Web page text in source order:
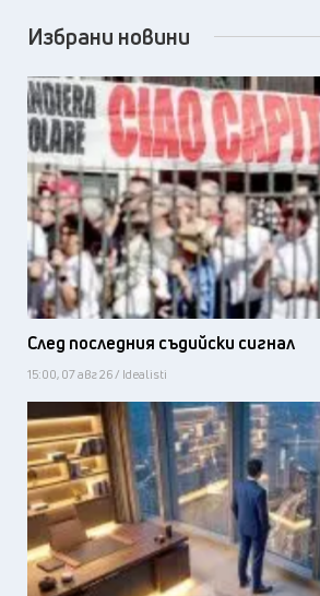
Избрани новини
След последния съдийски сигнал
15:00, 07 авг 26 / Idealisti